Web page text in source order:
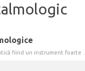
fiind un instrument foarte ...